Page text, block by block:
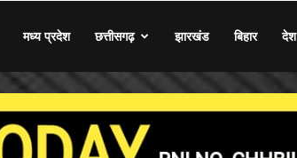
मध्य प्रदेश छत्तीसगढ़ झारखंड बिहार देश